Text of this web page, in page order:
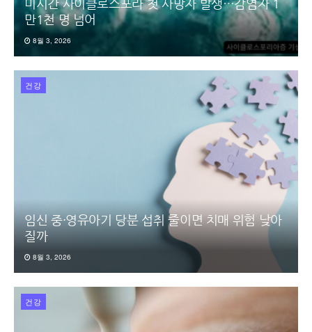
미시간 사이클로스포라 첫 사망자 발생…감염자 1
만1천 명 넘어
8월 3, 2026
건강
임신 중·영유아기 당분 섭취 줄이면 치매 위험 낮아
질까
8월 3, 2026
건강